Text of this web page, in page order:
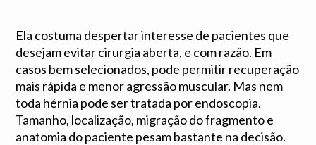
Ela costuma despertar interesse de pacientes que
desejam evitar cirurgia aberta, e com razão. Em
casos bem selecionados, pode permitir recuperação
mais rápida e menor agressão muscular. Mas nem
toda hérnia pode ser tratada por endoscopia.
Tamanho, localização, migração do fragmento e
anatomia do paciente pesam bastante na decisão.